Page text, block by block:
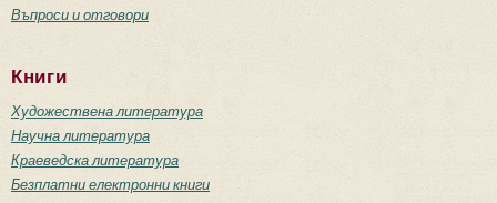
Въпроси и отговори
Книги
Художествена литература
Научна литература
Краеведска литература
Безплатни електронни книги